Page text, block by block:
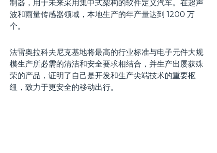
制器，用于未来采用集中式架构的软件定义汽车。在超声
波和雨量传感器领域，本地生产的年产量达到 1200 万
个。
法雷奥拉科夫尼克基地将最高的行业标准与电子元件大规
模生产所必需的清洁和安全要求相结合，并生产出屡获殊
荣的产品，证明了自己是开发和生产尖端技术的重要枢
纽，致力于更安全的移动出行。